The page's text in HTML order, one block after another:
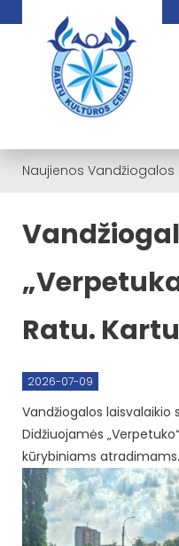
Naujienos Vandžiogalos
Ratu.
2026-07-09
Vandžiogalos laisvalaikio
Didžiuojamės
kūrybiniams atradimams.